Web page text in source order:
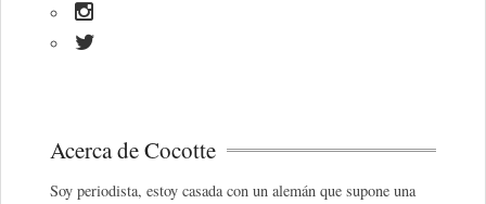
Acerca de Cocotte
Soy periodista, estoy casada con un alemán que supone una